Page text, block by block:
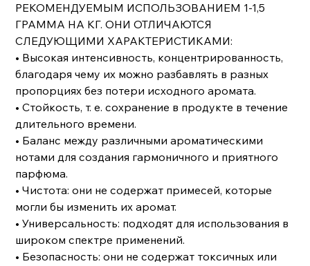
РЕКОМЕНДУЕМЫМ ИСПОЛЬЗОВАНИЕМ 1-1,5
ГРАММА НА КГ. ОНИ ОТЛИЧАЮТСЯ
СЛЕДУЮЩИМИ ХАРАКТЕРИСТИКАМИ:
• Высокая интенсивность, концентрированность,
благодаря чему их можно разбавлять в разных
пропорциях без потери исходного аромата.
• Стойкость, т. е. сохранение в продукте в течение
длительного времени.
• Баланс между различными ароматическими
нотами для создания гармоничного и приятного
парфюма.
• Чистота: они не содержат примесей, которые
могли бы изменить их аромат.
• Универсальность: подходят для использования в
широком спектре применений.
• Безопасность: они не содержат токсичных или